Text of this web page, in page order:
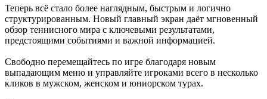
Теперь всё стало более наглядным, быстрым и логично
структурированным. Новый главный экран даёт мгновенный
обзор теннисного мира с ключевыми результатами,
предстоящими событиями и важной информацией.
Свободно перемещайтесь по игре благодаря новым
выпадающим меню и управляйте игроками всего в несколько
кликов в мужском, женском и юниорском турах.